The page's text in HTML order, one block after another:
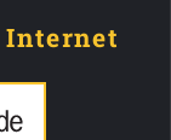
Internet